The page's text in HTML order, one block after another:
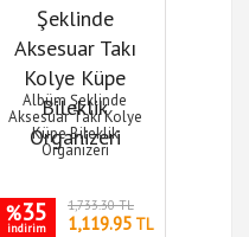
Albüm Şeklinde
Aksesuar Takı Kolye
Küpe Bileklik
Organizeri
%35
indirim
1,733.30 TL
1,119.95 TL